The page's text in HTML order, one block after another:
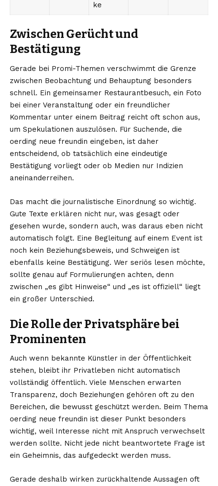
ke
Zwischen Gerücht und
Bestätigung
Gerade bei Promi-Themen verschwimmt die Grenze
zwischen Beobachtung und Behauptung besonders
schnell. Ein gemeinsamer Restaurantbesuch, ein Foto
bei einer Veranstaltung oder ein freundlicher
Kommentar unter einem Beitrag reicht oft schon aus,
um Spekulationen auszulösen. Für Suchende, die
oerding neue freundin eingeben, ist daher
entscheidend, ob tatsächlich eine eindeutige
Bestätigung vorliegt oder ob Medien nur Indizien
aneinanderreihen.
Das macht die journalistische Einordnung so wichtig.
Gute Texte erklären nicht nur, was gesagt oder
gesehen wurde, sondern auch, was daraus eben nicht
automatisch folgt. Eine Begleitung auf einem Event ist
noch kein Beziehungsbeweis, und Schweigen ist
ebenfalls keine Bestätigung. Wer seriös lesen möchte,
sollte genau auf Formulierungen achten, denn
zwischen „es gibt Hinweise“ und „es ist offiziell“ liegt
ein großer Unterschied.
Die Rolle der Privatsphäre bei
Prominenten
Auch wenn bekannte Künstler in der Öffentlichkeit
stehen, bleibt ihr Privatleben nicht automatisch
vollständig öffentlich. Viele Menschen erwarten
Transparenz, doch Beziehungen gehören oft zu den
Bereichen, die bewusst geschützt werden. Beim Thema
oerding neue freundin ist dieser Punkt besonders
wichtig, weil Interesse nicht mit Anspruch verwechselt
werden sollte. Nicht jede nicht beantwortete Frage ist
ein Geheimnis, das aufgedeckt werden muss.
Gerade deshalb wirken zurückhaltende Aussagen oft